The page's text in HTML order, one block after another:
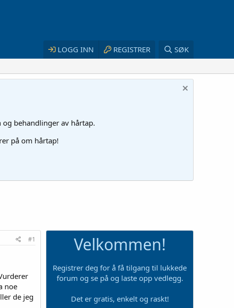
LOGG INN REGISTRER SØK
behandlinger av hårtap.
på om hårtap!
#1
noe
de jeg
Velkommen!
Registrer deg for å få tilgang til lukkede
forum og se på og laste opp vedlegg.
Det er gratis, enkelt og raskt!